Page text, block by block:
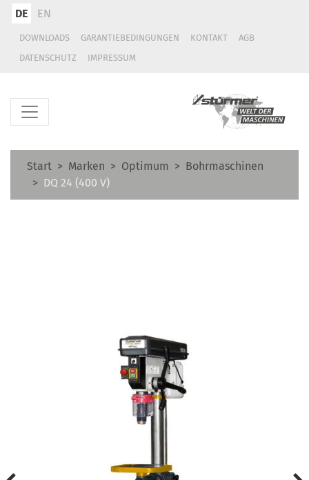
DE EN
DOWNLOADS GARANTIEBEDINGUNGEN KONTAKT
AGB
DATENSCHUTZ
IMPRESSUM
Start Marken Optimum
Bohrmaschinen
DQ 24 (400 V)